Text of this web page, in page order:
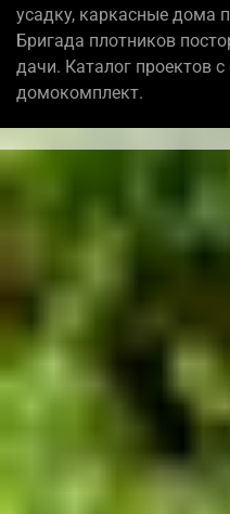
усадку, каркасные дома
Бригада плотников
дачи. Каталог проектов
домокомплект.